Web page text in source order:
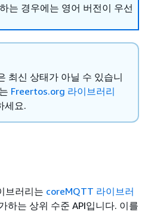
는 경우에는 영어 버전이 우선
최신 상태가 아닐 수 있습니
Freertos.org 라이브러리
세요.
브러리는 coreMQTT 라이브러
하는 상위 수준 API입니다. 이를